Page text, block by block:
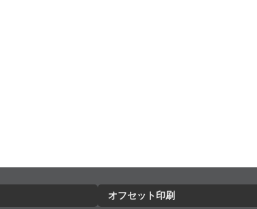
オフセット印刷